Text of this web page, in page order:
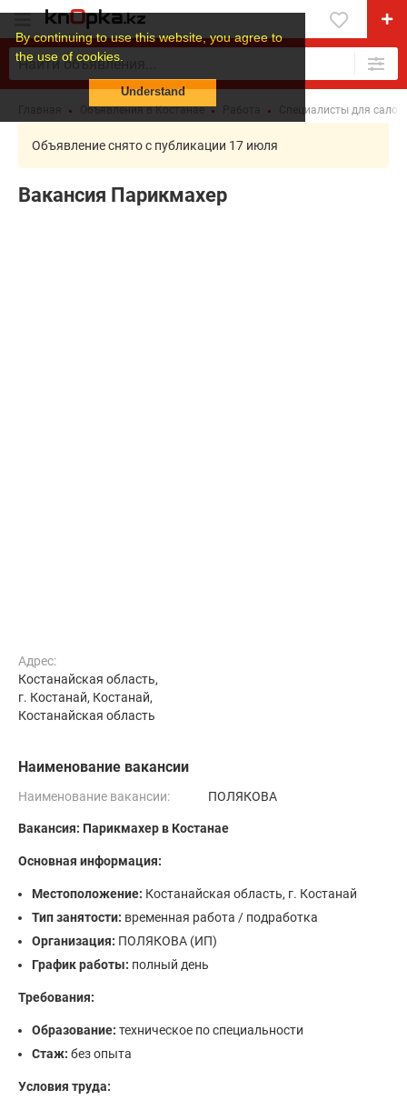
By continuing to use this website, you agree to
the use of cookies.
Understand
Объявления в Костанае Специалисты для
Объявление снято с публикации 17 июля
Вакансия Парикмахер
Адрес:
Костанайская область,
г. Костанай, Костанай,
Костанайская область
Наименование вакансии
Наименование вакансии: ПОЛЯКОВА
Вакансия: Парикмахер в Костанае
Основная информация:
Местоположение: Костанайская область, г. Костанай
Тип занятости: временная работа / подработка
Организация: ПОЛЯКОВА (ИП)
График работы: полный день
Требования:
Образование: техническое по специальности
Стаж: без опыта
Условия труда: